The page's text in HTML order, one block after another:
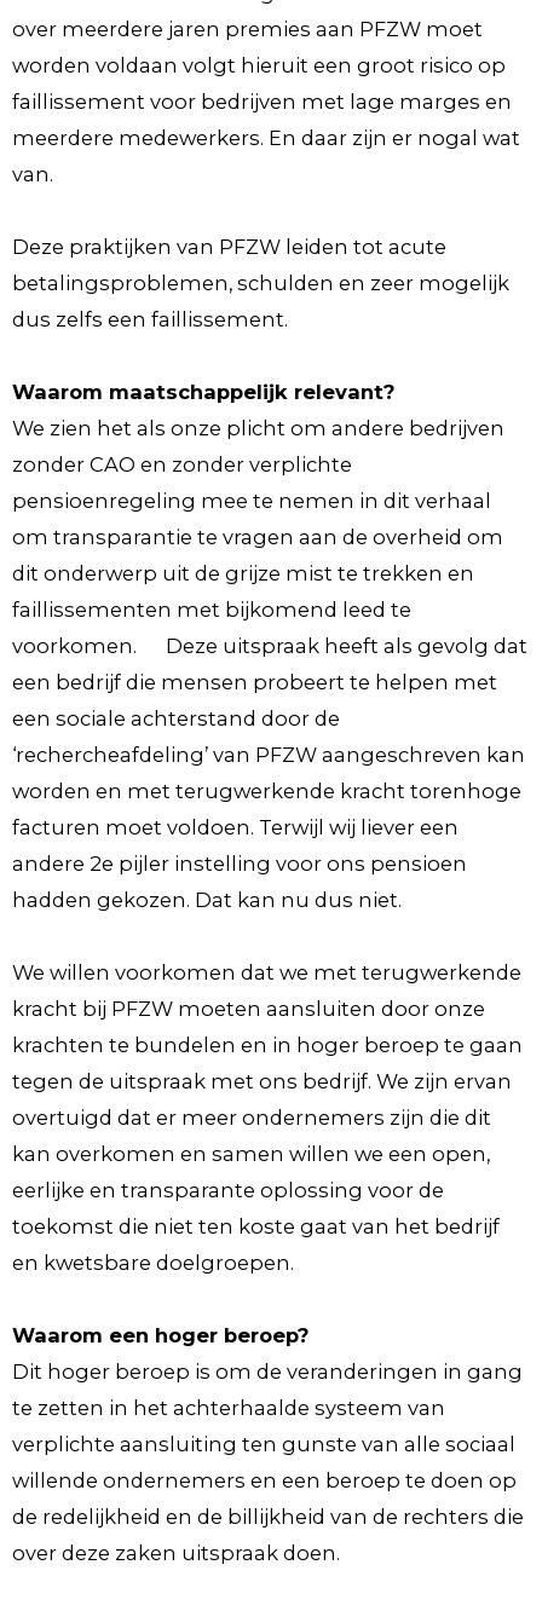
over meerdere jaren premies aan PFZW moet
worden voldaan volgt hieruit een groot risico op
faillissement voor bedrijven met lage marges en
meerdere medewerkers. En daar zijn er nogal wat
van.
Deze praktijken van PFZW leiden tot acute
betalingsproblemen, schulden en zeer mogelijk
dus zelfs een faillissement.
Waarom maatschappelijk relevant?
We zien het als onze plicht om andere bedrijven
zonder CAO en zonder verplichte
pensioenregeling mee te nemen in dit verhaal
om transparantie te vragen aan de overheid om
dit onderwerp uit de grijze mist te trekken en
faillissementen met bijkomend leed te
voorkomen. Deze uitspraak heeft als gevolg dat
een bedrijf die mensen probeert te helpen met
een sociale achterstand door de
‘rechercheafdeling’ van PFZW aangeschreven kan
worden en met terugwerkende kracht torenhoge
facturen moet voldoen. Terwijl wij liever een
andere 2e pijler instelling voor ons pensioen
hadden gekozen. Dat kan nu dus niet.
We willen voorkomen dat we met terugwerkende
kracht bij PFZW moeten aansluiten door onze
krachten te bundelen en in hoger beroep te gaan
tegen de uitspraak met ons bedrijf. We zijn ervan
overtuigd dat er meer ondernemers zijn die dit
kan overkomen en samen willen we een open,
eerlijke en transparante oplossing voor de
toekomst die niet ten koste gaat van het bedrijf
en kwetsbare doelgroepen.
Waarom een hoger beroep?
Dit hoger beroep is om de veranderingen in gang
te zetten in het achterhaalde systeem van
verplichte aansluiting ten gunste van alle sociaal
willende ondernemers en een beroep te doen op
de redelijkheid en de billijkheid van de rechters die
over deze zaken uitspraak doen.